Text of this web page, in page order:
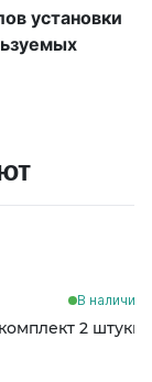
установки
В наличии
2 штуки